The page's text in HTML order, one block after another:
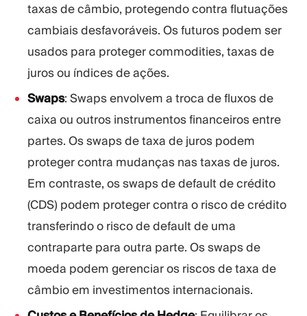
taxas de câmbio, protegendo contra flutuações
cambiais desfavoráveis. Os futuros podem ser
usados para proteger commodities, taxas de
juros ou índices de ações.
Swaps: Swaps envolvem a troca de fluxos de
caixa ou outros instrumentos financeiros entre
partes. Os swaps de taxa de juros podem
proteger contra mudanças nas taxas de juros.
Em contraste, os swaps de default de crédito
(CDS) podem proteger contra o risco de crédito
transferindo o risco de default de uma
contraparte para outra parte. Os swaps de
moeda podem gerenciar os riscos de taxa de
câmbio em investimentos internacionais.